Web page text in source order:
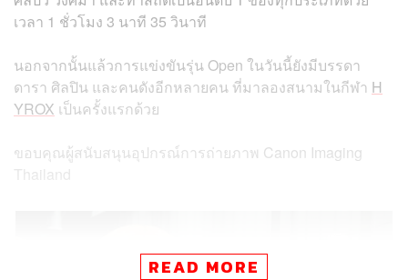
เวลา 1 ชั่วโมง 3 นาที 35 วินาที
นอกจากนั้นแล้วการแข่งขันรุ่น Open ในวันนี้ยังมีบรรดา
ดารา ศิลปิน และคนดังอีกหลายคน ที่มาลองสนามในกีฬา H
YROX เป็นครั้งแรกด้วย
ขอบคุณผู้สนับสนุนอุปกรณ์การถ่ายภาพ Canon Imaging
Thailand
READ MORE